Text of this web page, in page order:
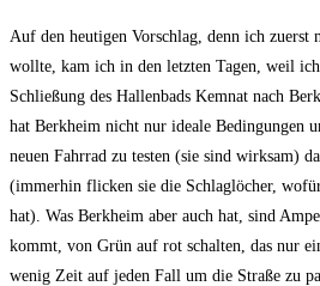
Auf den heutigen Vorschlag, denn ich zuerst
wollte, kam ich in den letzten Tagen, weil
Schließung des Hallenbads Kemnat nach
hat Berkheim nicht nur ideale Bedingungen
neuen Fahrrad zu testen (sie sind wirksam)
(immerhin flicken sie die Schlaglöcher,
hat). Was Berkheim aber auch hat, sind
kommt, von Grün auf rot schalten, das nur
wenig Zeit auf jeden Fall um die Straße zu